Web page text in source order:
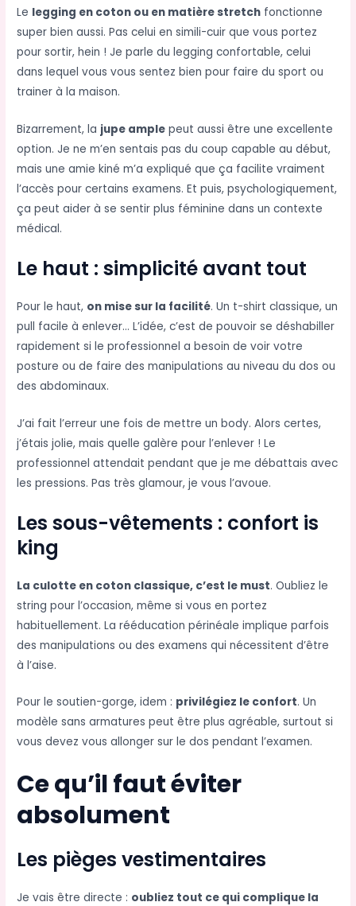
Le legging en coton ou en matière stretch fonctionne
super bien aussi. Pas celui en simili-cuir que vous portez
pour sortir, hein ! Je parle du legging confortable, celui
dans lequel vous vous sentez bien pour faire du sport ou
trainer à la maison.
Bizarrement, la jupe ample peut aussi être une excellente
option. Je ne m’en sentais pas du coup capable au début,
mais une amie kiné m’a expliqué que ça facilite vraiment
l’accès pour certains examens. Et puis, psychologiquement,
ça peut aider à se sentir plus féminine dans un contexte
médical.
Le haut : simplicité avant tout
Pour le haut, on mise sur la facilité. Un t-shirt classique, un
pull facile à enlever… L’idée, c’est de pouvoir se déshabiller
rapidement si le professionnel a besoin de voir votre
posture ou de faire des manipulations au niveau du dos ou
des abdominaux.
J’ai fait l’erreur une fois de mettre un body. Alors certes,
j’étais jolie, mais quelle galère pour l’enlever ! Le
professionnel attendait pendant que je me débattais avec
les pressions. Pas très glamour, je vous l’avoue.
Les sous-vêtements : confort is
king
La culotte en coton classique, c’est le must. Oubliez le
string pour l’occasion, même si vous en portez
habituellement. La rééducation périnéale implique parfois
des manipulations ou des examens qui nécessitent d’être
à l’aise.
Pour le soutien-gorge, idem : privilégiez le confort. Un
modèle sans armatures peut être plus agréable, surtout si
vous devez vous allonger sur le dos pendant l’examen.
Ce qu’il faut éviter
absolument
Les pièges vestimentaires
Je vais être directe : oubliez tout ce qui complique la